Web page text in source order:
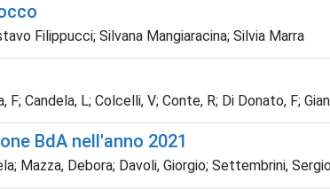
Filippucci; Silvana Mangiaracina; Silvia Marra
Candela, L; Colcelli, V; Conte, R; Di Donato, F;
BdA nell'anno 2021
Mazza, Debora; Davoli, Giorgio; Settembrini,